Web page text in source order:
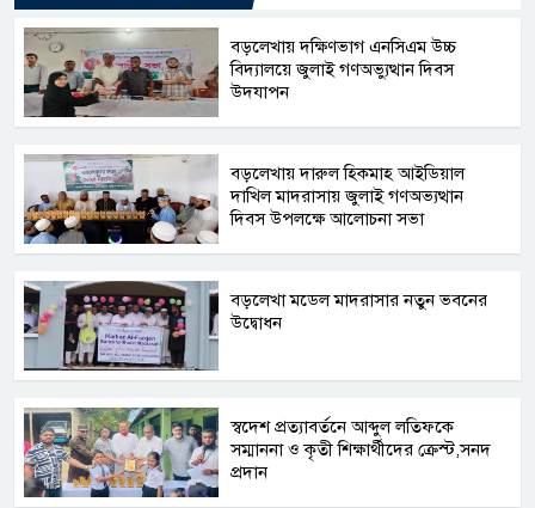
বড়লেখায় দক্ষিণভাগ এনসিএম উচ্চ
বিদ্যালয়ে জুলাই গণঅভ্যুত্থান দিবস
উদযাপন
বড়লেখায় দারুল হিকমাহ আইডিয়াল
দাখিল মাদরাসায় জুলাই গণঅভ্যত্থান
দিবস উপলক্ষে আলোচনা সভা
বড়লেখা মডেল মাদরাসার নতুন ভবনের
উদ্বোধন
স্বদেশ প্রত্যাবর্তনে আব্দুল লতিফকে
সম্মাননা ও কৃতী শিক্ষার্থীদের ক্রেস্ট,সনদ
প্রদান